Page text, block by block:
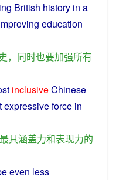
British history in a
education
， 同时也要加强所有
inclusiveChinese
expressiveforce in
最具涵盖力和表现力的
even less